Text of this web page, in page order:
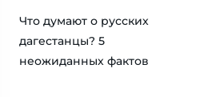
Что думают о русских
дагестанцы? 5
неожиданных фактов